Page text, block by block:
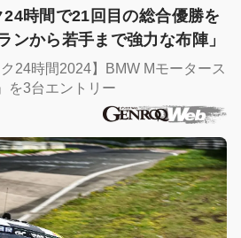
時間で21回目の総合優勝を
ンから若手まで強力な布陣」
24時間2024】BMW Mモータース
を3台エントリー